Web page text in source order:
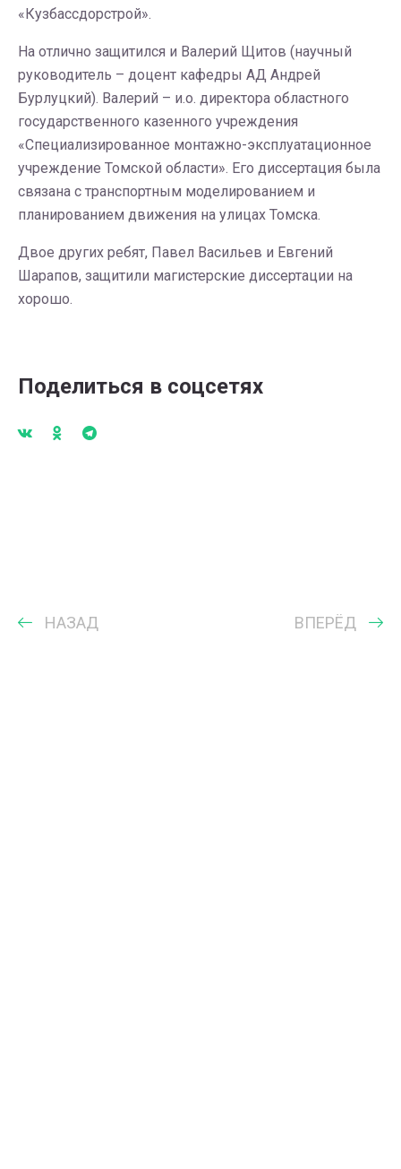
«Кузбассдорстрой».
На отлично защитился и Валерий Щитов (научный
руководитель – доцент кафедры АД Андрей
Бурлуцкий). Валерий – и.о. директора областного
государственного казенного учреждения
«Специализированное монтажно-эксплуатационное
учреждение Томской области». Его диссертация была
связана с транспортным моделированием и
планированием движения на улицах Томска.
Двое других ребят, Павел Васильев и Евгений
Шарапов, защитили магистерские диссертации на
хорошо.
Поделиться в соцсетях
НАЗАД ВПЕРЁД